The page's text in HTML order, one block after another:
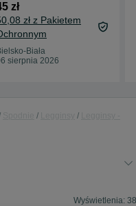
zł
zł z Pakietem
Biała
sierpnia 2026
Wyświetlenia: